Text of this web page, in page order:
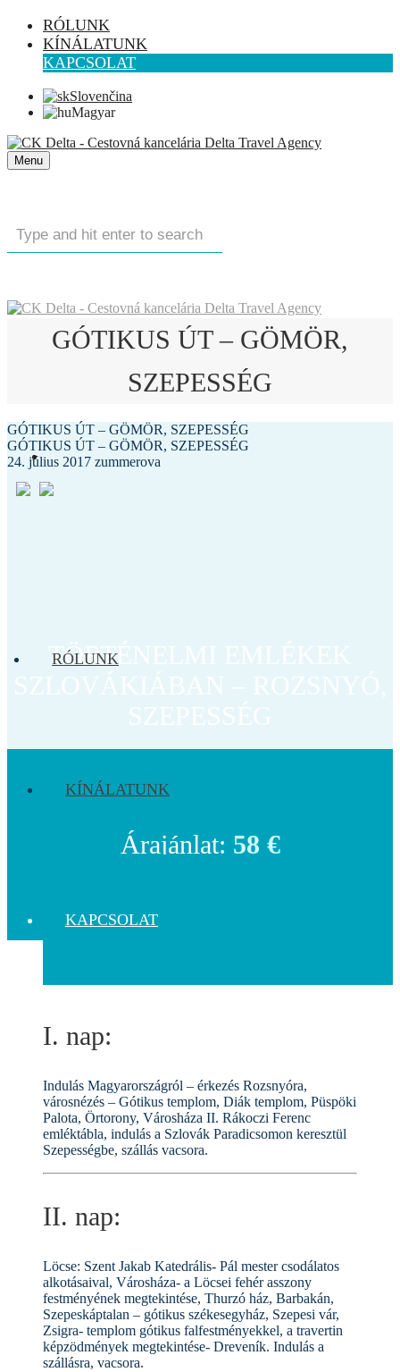
RÓLUNK
KÍNÁLATUNK
KAPCSOLAT
Slovenčina
Magyar
Menu
RÓLUNK
KÍNÁLATUNK
KAPCSOLAT
GÓTIKUS ÚT – GÖMÖR,
SZEPESSÉG
GÓTIKUS ÚT – GÖMÖR, SZEPESSÉG
GÓTIKUS ÚT – GÖMÖR, SZEPESSÉG
24. július 2017 zummerova
TÖRTÉNELMI EMLÉKEK
Árajánlat: 58 €
I. nap:
Indulás Magyarországról – érkezés Rozsnyóra,
városnézés – Gótikus templom, Diák templom, Püspöki
Palota, Örtorony, Városháza II. Rákoczi Ferenc
emléktábla, indulás a Szlovák Paradicsomon keresztül
Szepességbe, szállás vacsora.
II. nap:
Löcse: Szent Jakab Katedrális- Pál mester csodálatos
alkotásaival, Városháza- a Löcsei fehér asszony
festményének megtekintése, Thurzó ház, Barbakán,
Szepeskáptalan – gótikus székesegyház, Szepesi vár,
Zsigra- templom gótikus falfestményekkel, a travertin
képzödmények megtekintése- Dreveník. Indulás a
szállásra, vacsora.